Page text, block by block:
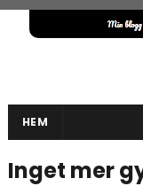
HEM
Inget mer